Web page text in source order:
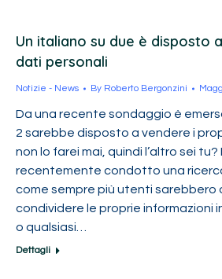
Un italiano su due è disposto
dati personali
Notizie - News By Roberto Bergonzini
Da una recente sondaggio è
2 sarebbe disposto a vendere i
non lo farei mai, quindi l’altro sei
recentemente condotto una
come sempre più utenti sarebbero
condividere le proprie informazioni
o qualsiasi…
Dettagli